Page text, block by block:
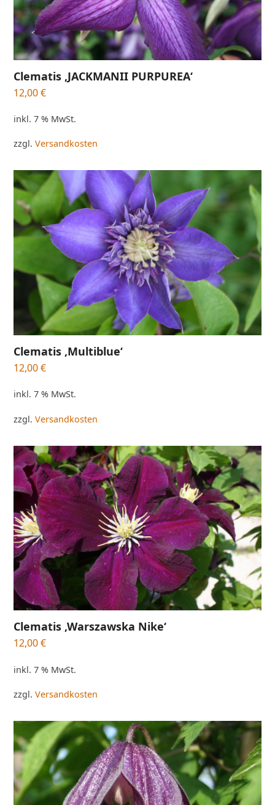
Clematis ‚JACKMANII PURPUREA‘
12,00€
inkl. 7 % MwSt.
zzgl.Versandkosten
Clematis ‚Multiblue‘
12,00€
inkl. 7 % MwSt.
zzgl.Versandkosten
Clematis ‚Warszawska Nike‘
12,00€
inkl. 7 % MwSt.
zzgl.Versandkosten